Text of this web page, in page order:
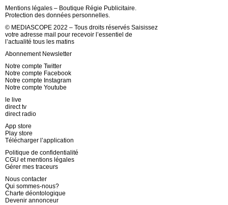
Mentions légales – Boutique Régie Publicitaire.
Protection des données personnelles.
© MEDIASCOPE 2022 – Tous droits réservés Saisissez
votre adresse mail pour recevoir l’essentiel de
l’actualité tous les matins
Abonnement Newsletter
Notre compte Twitter
Notre compte Facebook
Notre compte Instagram
Notre compte Youtube
le live
direct tv
direct radio
App store
Play store
Télécharger l’application
Politique de confidentialité
CGU et mentions légales
Gérer mes traceurs
Nous contacter
Qui sommes-nous?
Charte déontologique
Devenir annonceur